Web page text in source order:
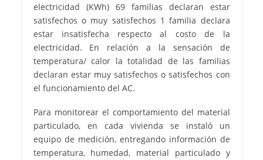
electricidad (KWh) 69 familias declaran estar
satisfechos o muy satisfechos 1 familia declara
estar insatisfecha respecto al costo de la
electricidad. En relación a la sensación de
temperatura/ calor la totalidad de las familias
declaran estar muy satisfechos o satisfechos con
el funcionamiento del AC.
Para monitorear el comportamiento del material
particulado, en cada vivienda se instaló un
equipo de medición, entregando información de
temperatura, humedad, material particulado y